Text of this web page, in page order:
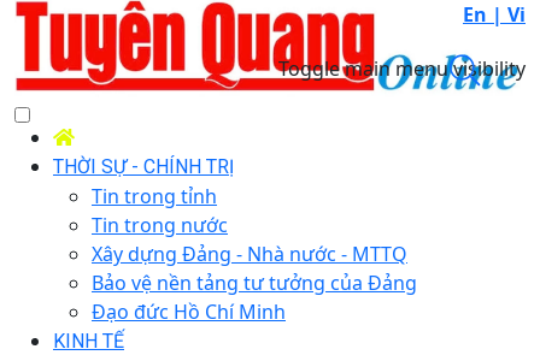
En | Vi
Toggle main menu visibility
THỜI SỰ - CHÍNH TRỊ
Tin trong tỉnh
Tin trong nước
Xây dựng Đảng - Nhà nước - MTTQ
Bảo vệ nền tảng tư tưởng của Đảng
Đạo đức Hồ Chí Minh
KINH TẾ